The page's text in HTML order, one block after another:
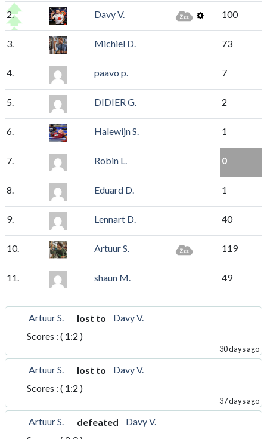
2. Davy V. 100
3. Michiel D. 73
4. paavo p. 7
5. DIDIER G. 2
6. Halewijn S. 1
7. Robin L. 0
8. Eduard D. 1
9. Lennart D. 40
10. Artuur S. 119
11. shaun M. 49
Artuur S. lost to
Davy V.
Scores : ( 1:2 )
30 days ago
Artuur S. lost to
Davy V.
Scores : ( 1:2 )
37 days ago
Artuur S. defeated
Davy V.